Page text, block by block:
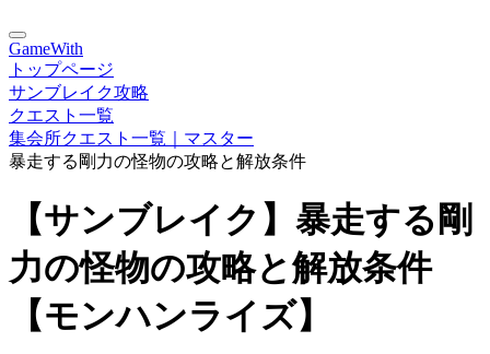
GameWith
トップページ
サンブレイク攻略
クエスト一覧
集会所クエスト一覧｜マスター
暴走する剛力の怪物の攻略と解放条件
【サンブレイク】暴走する剛
力の怪物の攻略と解放条件
【モンハンライズ】